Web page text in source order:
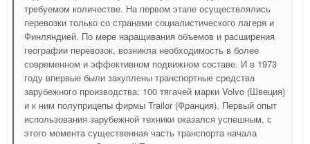
требуемом количестве. На первом этапе осуществлялись
перевозки только со странами социалистического лагеря и
Финляндией. По мере наращивания объемов и расширения
географии перевозок, возникла необходимость в более
современном и эффективном подвижном составе. И в 1973
году впервые были закуплены транспортные средства
зарубежного производства: 100 тягачей марки Volvo (Швеция)
и к ним полуприцепы фирмы Trailor (Франция). Первый опыт
использования зарубежной техники оказался успешным, с
этого момента существенная часть транспорта начала